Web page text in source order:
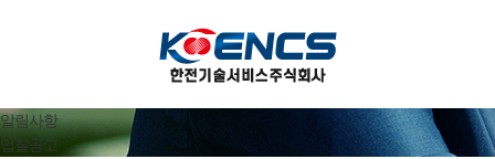
알림사항
입찰공고